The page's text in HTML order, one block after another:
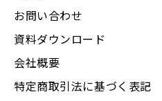
お問い合わせ
資料ダウンロード
会社概要
特定商取引法に基づく表記